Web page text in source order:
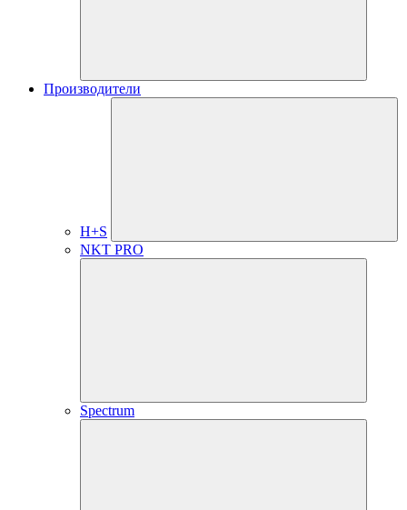
Производители
H+S
NKT PRO
Spectrum